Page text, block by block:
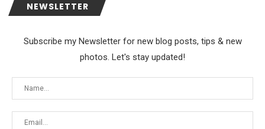
NEWSLETTER
Subscribe my Newsletter for new blog posts, tips & new
photos. Let's stay updated!